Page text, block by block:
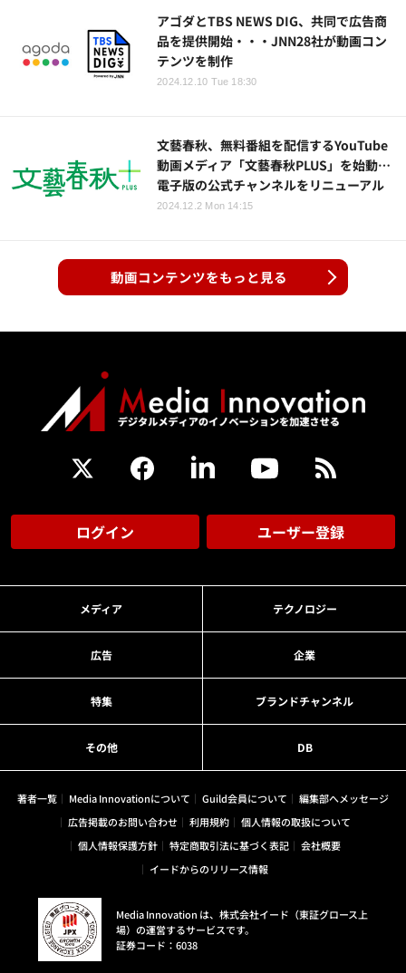
アゴダとTBS NEWS DIG、共同で広告商
品を提供開始・・・JNN28社が動画コン
テンツを制作
2024.12.10 Tue 18:30
文藝春秋、無料番組を配信するYouTube
動画メディア「文藝春秋PLUS」を始動…
電子版の公式チャンネルをリニューアル
2024.12.2 Mon 14:15
動画コンテンツをもっと見る
ログイン ユーザー登録
メディア テクノロジー
広告 企業
特集 ブランドチャンネル
その他 DB
著者一覧 Media Innovationについて Guild会員について
編集部へメッセージ
広告掲載のお問い合わせ
利用規約
個人情報の取扱について
個人情報保護方針
特定商取引法に基づく表記
会社概要
イードからのリリース情報
Media Innovation は、株式会社イード（東証グロース上
場）の運営するサービスです。
証券コード：6038